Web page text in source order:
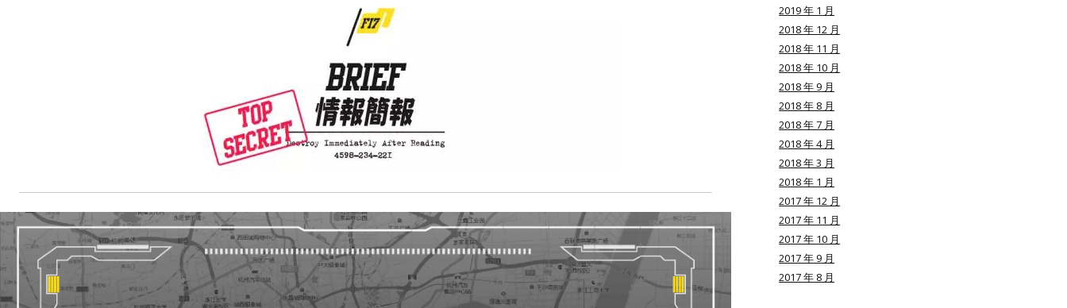
2019 年 1 月
2018 年 12 月
2018 年 11 月
2018 年 10 月
2018 年 9 月
2018 年 8 月
2018 年 7 月
2018 年 4 月
2018 年 3 月
2018 年 1 月
2017 年 12 月
2017 年 11 月
2017 年 10 月
2017 年 9 月
2017 年 8 月